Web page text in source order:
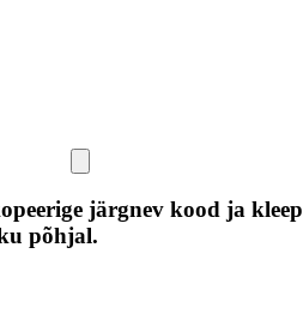
järgnev kood ja
põhjal.